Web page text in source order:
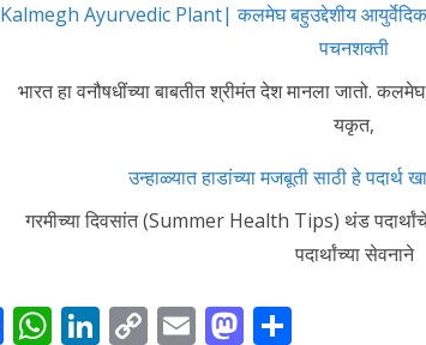
Kalmegh Ayurvedic Plant| कलमेघ बहुउद्देशीय
पचनशक्ती
भारत हा वनौषधींच्या बाबतीत श्रीमंत देश मानला जातो.
यकृत,
उन्हाळ्यात हाडांच्या मजबूती साठी हे पदार्थ
गरमीच्या दिवसांत (Summer Health Tips) थंड
पदार्थांच्या सेवनाने
F W Li C E M